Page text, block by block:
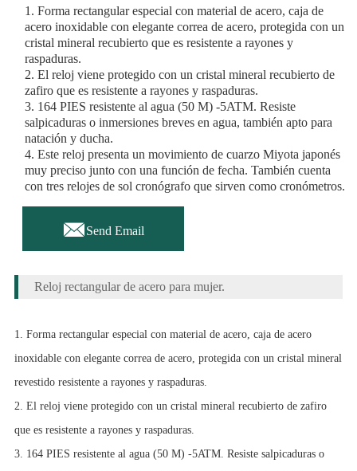
1. Forma rectangular especial con material de acero, caja de
acero inoxidable con elegante correa de acero, protegida con un
cristal mineral recubierto que es resistente a rayones y
raspaduras.
2. El reloj viene protegido con un cristal mineral recubierto de
zafiro que es resistente a rayones y raspaduras.
3. 164 PIES resistente al agua (50 M) -5ATM. Resiste
salpicaduras o inmersiones breves en agua, también apto para
natación y ducha.
4. Este reloj presenta un movimiento de cuarzo Miyota japonés
muy preciso junto con una función de fecha. También cuenta
con tres relojes de sol cronógrafo que sirven como cronómetros.
Send Email
Reloj rectangular de acero para mujer.
1. Forma rectangular especial con material de acero, caja de acero
inoxidable con elegante correa de acero, protegida con un cristal mineral
revestido resistente a rayones y raspaduras.
2. El reloj viene protegido con un cristal mineral recubierto de zafiro
que es resistente a rayones y raspaduras.
3. 164 PIES resistente al agua (50 M) -5ATM. Resiste salpicaduras o